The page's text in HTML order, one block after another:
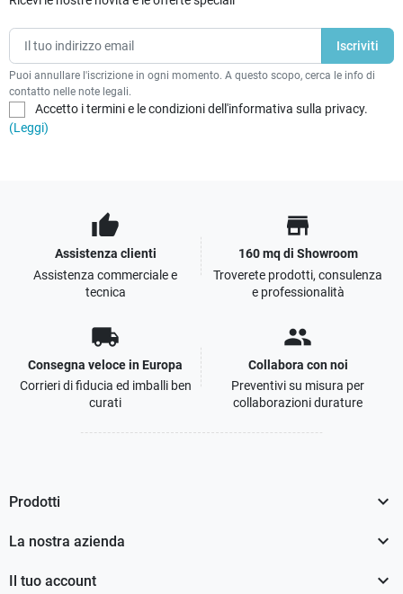
Puoi annullare l'iscrizione in ogni momento. A questo scopo, cerca le info di
contatto nelle note legali.
Accetto i termini e le condizioni dell'informativa sulla privacy.
(Leggi)
thumb_up
Assistenza clienti
Assistenza commerciale e
tecnica
store
160 mq di Showroom
Troverete prodotti, consulenza
e professionalità
local_shipping
Consegna veloce in Europa
Corrieri di fiducia ed imballi ben
curati
people
Collabora con noi
Preventivi su misura per
collaborazioni durature
Prodotti 
La nostra azienda 
Il tuo account 